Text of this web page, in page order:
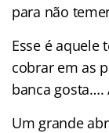
para não
Esse é aquele
cobrar em as
banca gosta….
Um grande